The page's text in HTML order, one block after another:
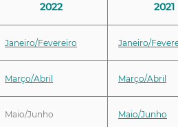
2022 2021
Janeiro/Fevereiro Janeiro/
Março/Abril Março/Abril
Maio/Junho Maio/Junho